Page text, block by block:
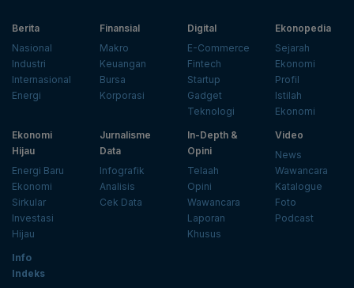
Berita
Nasional
Industri
Internasional
Energi
Finansial
Makro
Keuangan
Bursa
Korporasi
Digital
E-Commerce
Fintech
Startup
Gadget
Teknologi
Ekonopedia
Sejarah
Ekonomi
Profil
Istilah
Ekonomi
Ekonomi
Hijau
Energi Baru
Ekonomi
Sirkular
Investasi
Hijau
Jurnalisme
Data
Infografik
Analisis
Cek Data
In-Depth &
Opini
Telaah
Opini
Wawancara
Laporan
Khusus
Video
News
Wawancara
Katalogue
Foto
Podcast
Info
Indeks